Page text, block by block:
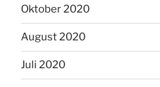
Oktober 2020
August 2020
Juli 2020